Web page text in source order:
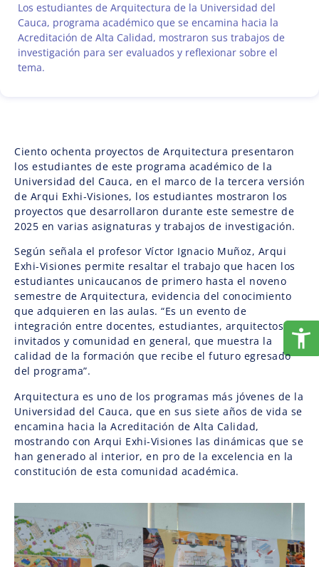
Los estudiantes de Arquitectura de la Universidad del
Cauca, programa académico que se encamina hacia la
Acreditación de Alta Calidad, mostraron sus trabajos de
investigación para ser evaluados y reflexionar sobre el
tema.
Ciento ochenta proyectos de Arquitectura presentaron
los estudiantes de este programa académico de la
Universidad del Cauca, en el marco de la tercera versión
de Arqui Exhi-Visiones, los estudiantes mostraron los
proyectos que desarrollaron durante este semestre de
2025 en varias asignaturas y trabajos de investigación.
Según señala el profesor Víctor Ignacio Muñoz, Arqui
Exhi-Visiones permite resaltar el trabajo que hacen los
estudiantes unicaucanos de primero hasta el noveno
semestre de Arquitectura, evidencia del conocimiento
que adquieren en las aulas. “Es un evento de
integración entre docentes, estudiantes, arquitectos
invitados y comunidad en general, que muestra la
calidad de la formación que recibe el futuro egresado
del programa”.
Arquitectura es uno de los programas más jóvenes de la
Universidad del Cauca, que en sus siete años de vida se
encamina hacia la Acreditación de Alta Calidad,
mostrando con Arqui Exhi-Visiones las dinámicas que se
han generado al interior, en pro de la excelencia en la
constitución de esta comunidad académica.